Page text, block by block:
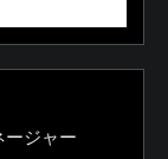
ージャー